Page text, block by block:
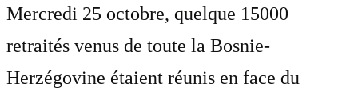
Mercredi 25 octobre, quelque 15000
retraités venus de toute la Bosnie-
Herzégovine étaient réunis en face du